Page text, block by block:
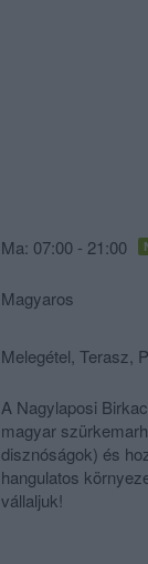
Ma: 07:00 - 21:00
Magyaros
Melegétel, Terasz,
A Nagylaposi
magyar
disznóságok) és
hangulatos
vállaljuk!